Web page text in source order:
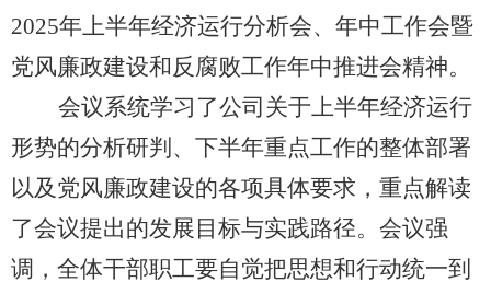
2025年上半年经济运行分析会、年中工作会暨
党风廉政建设和反腐败工作年中推进会精神。
会议系统学习了公司关于上半年经济运行
形势的分析研判、下半年重点工作的整体部署
以及党风廉政建设的各项具体要求，重点解读
了会议提出的发展目标与实践路径。会议强
调，全体干部职工要自觉把思想和行动统一到